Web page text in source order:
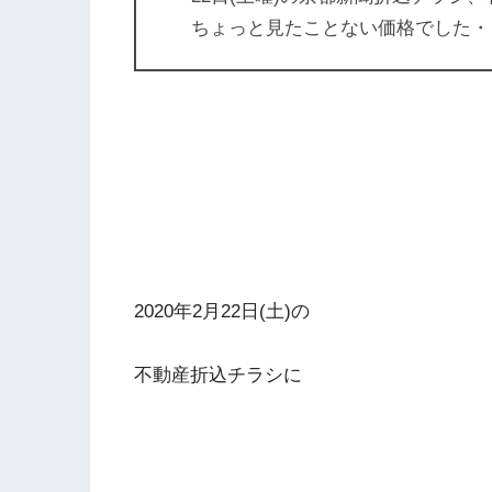
ちょっと見たことない価格でした
2020年2月22日(土)の
不動産折込チラシに